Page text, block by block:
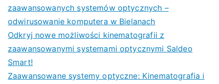
zaawansowanych systemów optycznych –
odwirusowanie komputera w Bielanach
Odkryj nowe możliwości kinematografii z
zaawansowanymi systemami optycznymi Saldeo
Smart!
Zaawansowane systemy optyczne: Kinematografia i